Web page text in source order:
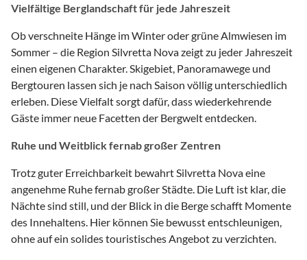
Vielfältige Berglandschaft für jede Jahreszeit
Ob verschneite Hänge im Winter oder grüne Almwiesen im
Sommer – die Region Silvretta Nova zeigt zu jeder Jahreszeit
einen eigenen Charakter. Skigebiet, Panoramawege und
Bergtouren lassen sich je nach Saison völlig unterschiedlich
erleben. Diese Vielfalt sorgt dafür, dass wiederkehrende
Gäste immer neue Facetten der Bergwelt entdecken.
Ruhe und Weitblick fernab großer Zentren
Trotz guter Erreichbarkeit bewahrt Silvretta Nova eine
angenehme Ruhe fernab großer Städte. Die Luft ist klar, die
Nächte sind still, und der Blick in die Berge schafft Momente
des Innehaltens. Hier können Sie bewusst entschleunigen,
ohne auf ein solides touristisches Angebot zu verzichten.